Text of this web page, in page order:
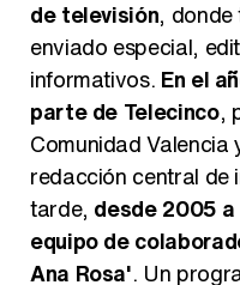
de televisión,
enviado especial,
informativos. En el
parte de Telecinco,
Comunidad Valencia
redacción central de
tarde, desde 2005
equipo de
Ana Rosa'. Un